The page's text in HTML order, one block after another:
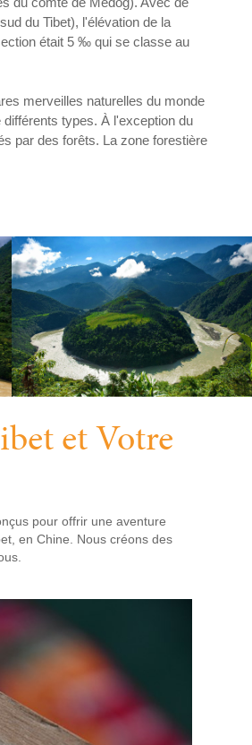
du Tibet), l'élévation de la
était 5 ‰ qui se classe au
merveilles naturelles du monde
types. À l'exception du
par des forêts. La zone forestière
et Votre
pour offrir une aventure
en Chine. Nous créons des